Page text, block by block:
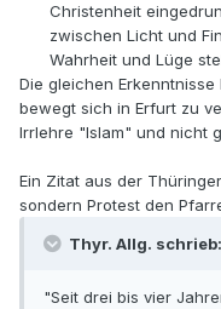
Christenheit
zwischen Licht und
Wahrheit und Lüge
Die gleichen
bewegt sich in Erfurt zu
Irrlehre "Islam" und nicht
Ein Zitat aus der
sondern Protest den
Thyr. Allg. schrieb:
"Seit drei bis vier